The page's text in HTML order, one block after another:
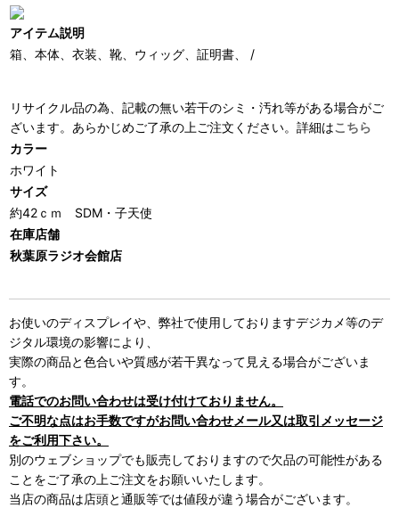
アイテム説明
箱、本体、衣装、靴、ウィッグ、証明書、 /
リサイクル品の為、記載の無い若干のシミ・汚れ等がある場合がご
ざいます。あらかじめご了承の上ご注文ください。詳細はこちら
カラー
ホワイト
サイズ
約42ｃｍ SDM・子天使
在庫店舗
秋葉原ラジオ会館店
お使いのディスプレイや、弊社で使用しておりますデジカメ等のデ
ジタル環境の影響により、
実際の商品と色合いや質感が若干異なって見える場合がございま
す。
電話でのお問い合わせは受け付けておりません。
ご不明な点はお手数ですがお問い合わせメール又は取引メッセージ
をご利用下さい。
別のウェブショップでも販売しておりますので欠品の可能性がある
ことをご了承の上ご注文をお願いいたします。
当店の商品は店頭と通販等では値段が違う場合がございます。